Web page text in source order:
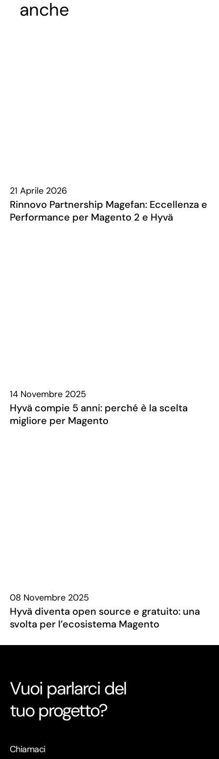
anche
21 Aprile 2026
Rinnovo Partnership Magefan: Eccellenza e
Performance per Magento 2 e Hyvä
14 Novembre 2025
Hyvä compie 5 anni: perché è la scelta
migliore per Magento
08 Novembre 2025
Hyvä diventa open source e gratuito: una
svolta per l’ecosistema Magento
Vuoi parlarci del
tuo progetto?
Chiamaci